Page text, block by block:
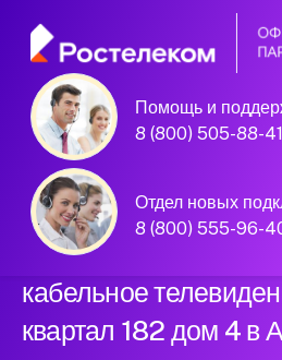
Помощь и
8 (800) 505-88-41
Отдел новых
8 (800) 555-96-
партнер
Подключили новый
кабельное
квартал 182 дом 4 в